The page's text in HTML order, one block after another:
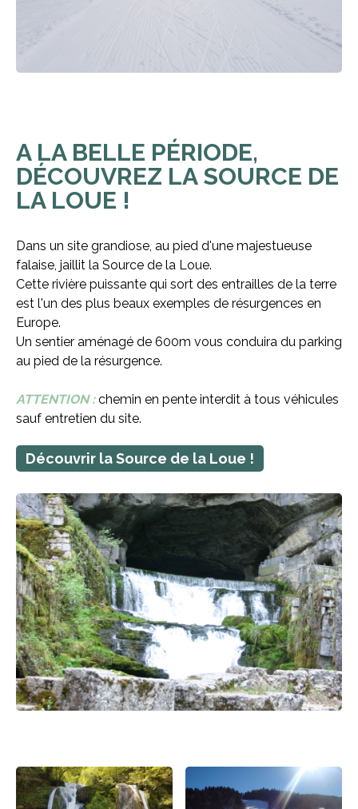
A LA BELLE PÉRIODE,
DÉCOUVREZ LA SOURCE DE
LA LOUE !
Dans un site grandiose, au pied d'une majestueuse
falaise, jaillit la Source de la Loue.
Cette rivière puissante qui sort des entrailles de la terre
est l'un des plus beaux exemples de résurgences en
Europe.
Un sentier aménagé de 600m vous conduira du parking
au pied de la résurgence.
ATTENTION :chemin en pente interdit à tous véhicules
sauf entretien du site.
Découvrir la Source de la Loue !